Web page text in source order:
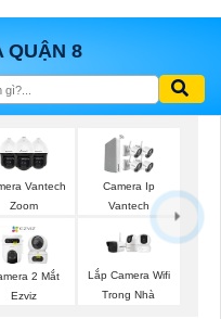
QUẬN 8
Vantech
Zoom
Camera Ip
Vantech
2 Mắt
Ezviz
Lắp Camera Wifi
Trong Nhà